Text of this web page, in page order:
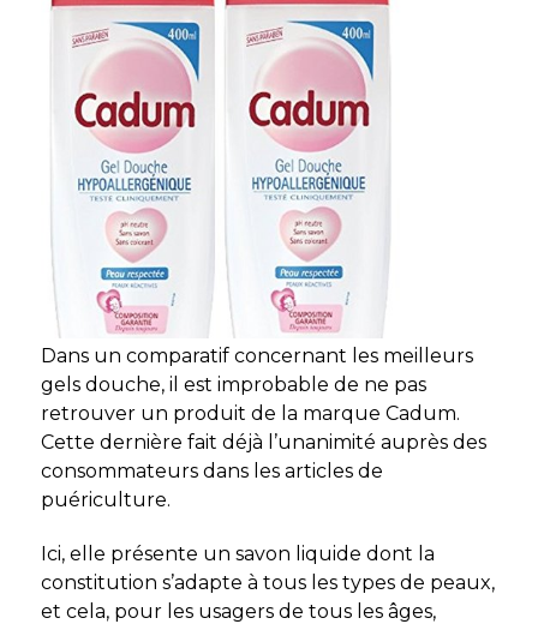
Dans un comparatif concernant les meilleurs
gels douche, il est improbable de ne pas
retrouver un produit de la marque Cadum.
Cette dernière fait déjà l’unanimité auprès des
consommateurs dans les articles de
puériculture.
Ici, elle présente un savon liquide dont la
constitution s’adapte à tous les types de peaux,
et cela, pour les usagers de tous les âges,